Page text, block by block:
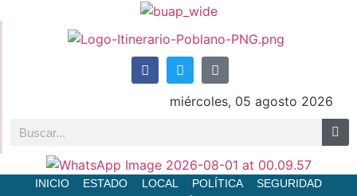
miércoles, 05 agosto 2026
INICIO ESTADO LOCAL POLÍTICA
SEGURIDAD